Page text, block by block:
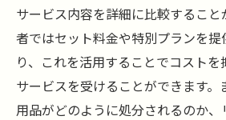
サービス内容を詳細に比較すること
者ではセット料金や特別プランを
り、これを活用することでコスト
サービスを受けることができます。
用品がどのように処分されるのか